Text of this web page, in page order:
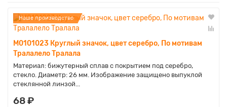
Наше производство
M0101023 Круглый значок, цвет серебро, По мотивам
Тралалело Тралала
Материал: бижутерный сплав с покрытием под серебро,
стекло. Диаметр: 26 мм. Изображение защищено выпуклой
стеклянной линзой...
68 ₽